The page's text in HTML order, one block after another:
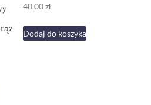
40.00zł
Dodaj do koszyka